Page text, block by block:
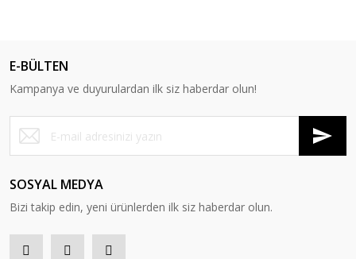
E-BÜLTEN
Kampanya ve duyurulardan ilk siz haberdar olun!
SOSYAL MEDYA
Bizi takip edin, yeni ürünlerden ilk siz haberdar olun.